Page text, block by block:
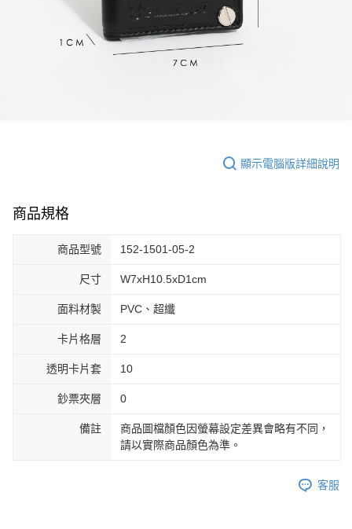
顯示電腦版詳細說明
商品規格
商品型號 152-1501-05-2
尺寸 W7xH10.5xD1cm
面料材製 PVC、超纖
卡片格層 2
透明卡片套 10
鈔票夾層 0
備註
商品圖檔顏色因螢幕設定差異會略有不同，
請以實際商品顏色為準。
客服